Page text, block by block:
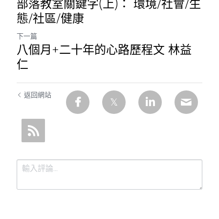
部落教室關鍵字(上)： 環境/社會/生
態/社區/健康
下一篇
八個月+二十年的心路歷程文 林益
仁
返回網站